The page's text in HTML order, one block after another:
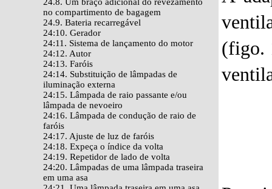
no compartimento de bagagem
24.9. Bateria recarregável
24:10. Gerador
24:11. Sistema de lançamento do motor
24:12. Autor
24:13. Faróis
24:14. Substituição de lâmpadas de
iluminação externa
24:15. Lâmpada de raio passante e/ou
lâmpada de nevoeiro
24:16. Lâmpada de condução de raio de
faróis
24:17. Ajuste de luz de faróis
24:18. Expeça o índice da volta
24:19. Repetidor de lado de volta
24:20. Lâmpadas de uma lâmpada traseira
em uma asa
(figo.